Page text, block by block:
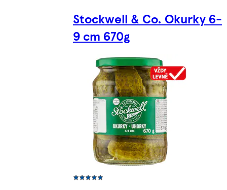
Stockwell & Co. Okurky 6-
9 cm 670g